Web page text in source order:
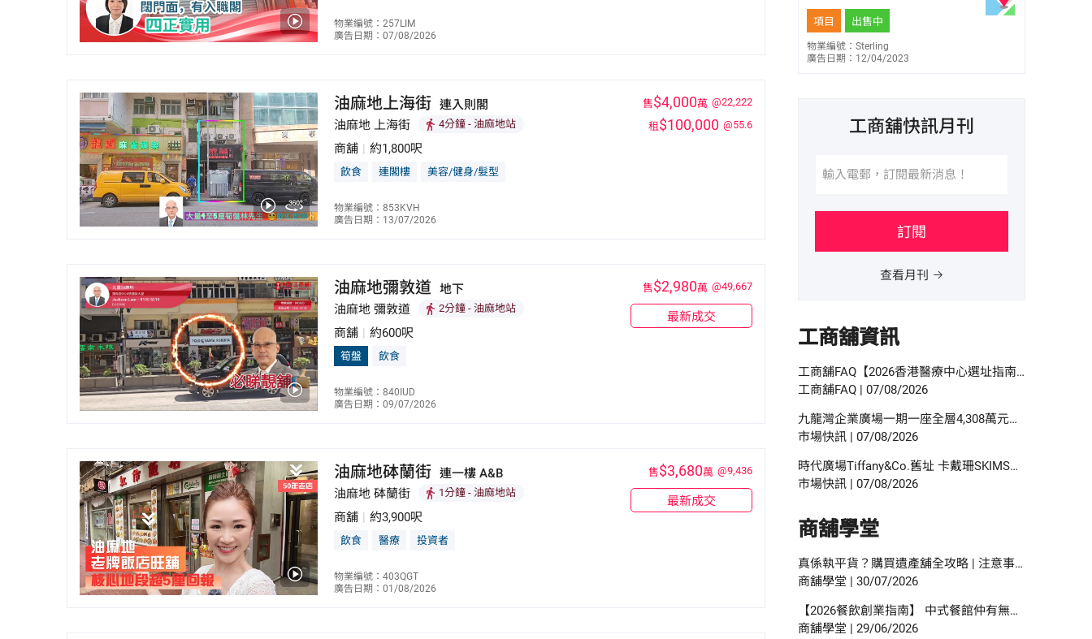
物業編號：257LIM
廣告日期：07/08/2026
油麻地上海街 連入則閣
油麻地 上海街
4分鐘 - 油麻地站
商舖 約1,800呎
飲食 連閣樓 美容/健身/髮型
物業編號：853KVH
廣告日期：13/07/2026
售$4,000萬 @22,222
租$100,000 @55.6
油麻地彌敦道 地下
油麻地 彌敦道
2分鐘 - 油麻地站
商舖 | 約600呎
筍盤 飲食
物業編號：840IUD
廣告日期：09/07/2026
售$2,980萬 @49,667
最新成交
油麻地砵蘭街 連一樓 A&B
油麻地 砵蘭街
1分鐘 - 油麻地站
商舖 | 約3,900呎
飲食 醫療 投資者
物業編號：403QGT
廣告日期：01/08/2026
售$3,680萬 @9,436
最新成交
項目 出售中
物業編號：Sterling
廣告日期：12/04/2023
工商舖快訊月刊
訂閱
查看月刊
工商舖資訊
工商舖FAQ【2026香港醫療中心選址指南】診所擴充選址：物業要求、人流分析與合規要點
工商舖FAQ | 07/08/2026
九龍灣企業廣場一期一座全層4,308萬元沽 呎價約3,500元
市場快訊 | 07/08/2026
時代廣場Tiffany&Co.舊址 卡戴珊SKIMS進駐開香港首店
市場快訊 | 07/08/2026
商舖學堂
真係執平貨？購買遺產舖全攻略 | 注意事項、手續程序與按揭申請指南
商舖學堂 | 30/07/2026
【2026餐飲創業指南】 中式餐館仲有無得做？邊類食肆數目增幅最多？研究報告中尋找餐飲創業貼士？
商舖學堂 | 29/06/2026